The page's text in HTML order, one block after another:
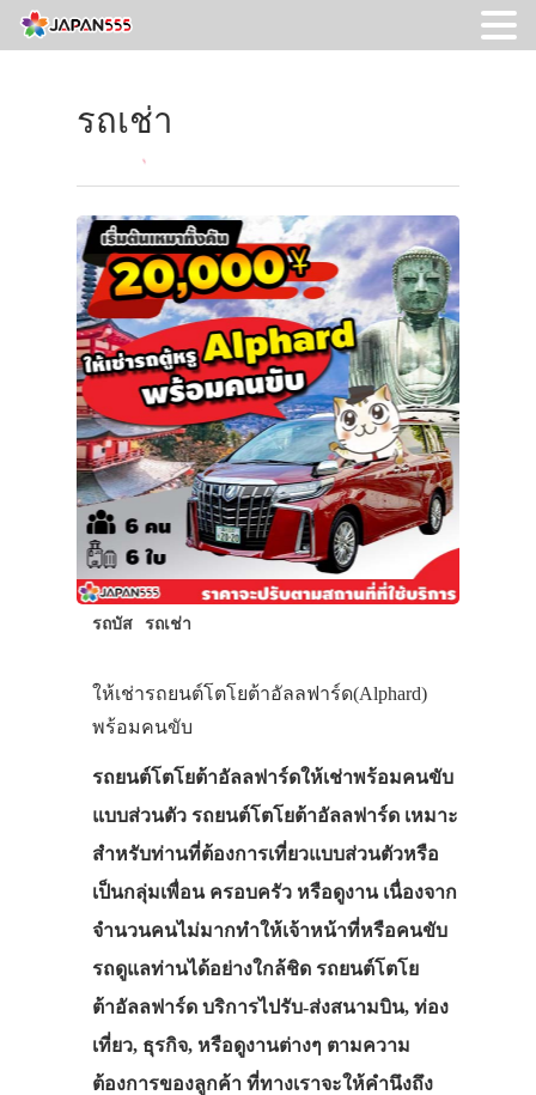
รถเช่า
รถบัส รถเช่า
ให้เช่ารถยนต์โตโยต้าอัลลฟาร์ด(Alphard)
พร้อมคนขับ
รถยนต์โตโยต้าอัลลฟาร์ดให้เช่าพร้อมคนขับ
แบบส่วนตัว รถยนต์โตโยต้าอัลลฟาร์ด เหมาะ
สำหรับท่านที่ต้องการเที่ยวแบบส่วนตัวหรือ
เป็นกลุ่มเพื่อน ครอบครัว หรือดูงาน เนื่องจาก
จำนวนคนไม่มากทำให้เจ้าหน้าที่หรือคนขับ
รถดูแลท่านได้อย่างใกล้ชิด รถยนต์โตโย
ต้าอัลลฟาร์ด บริการไปรับ-ส่งสนามบิน, ท่อง
เที่ยว, ธุรกิจ, หรือดูงานต่างๆ ตามความ
ต้องการของลูกค้า ที่ทางเราจะให้คำนึงถึง